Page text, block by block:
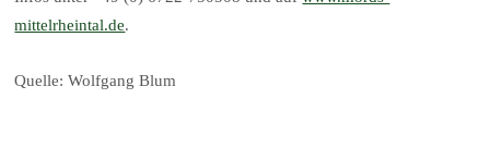
mittelrheintal.de.
Quelle: Wolfgang Blum